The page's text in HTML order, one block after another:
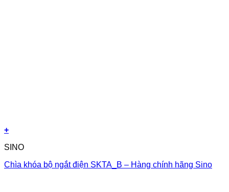
+
SINO
Chìa khóa bộ ngắt điện SKTA_B – Hàng chính hãng Sino